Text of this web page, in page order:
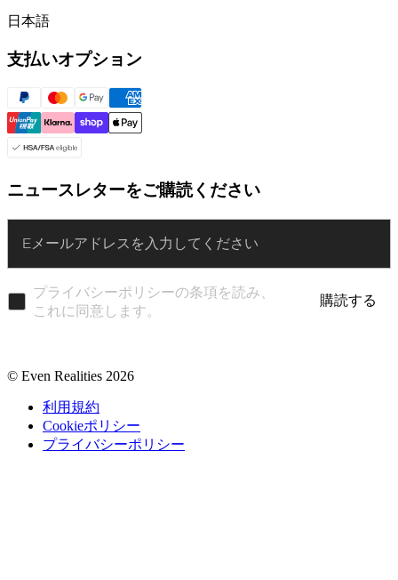
日本語
支払いオプション
ニュースレターをご購読ください
プライバシーポリシーの条項を読み、
これに同意します。
購読する
© Even Realities 2026
利用規約
Cookieポリシー
プライバシーポリシー